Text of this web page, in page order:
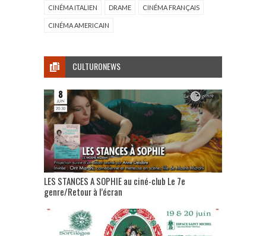
CINÉMA ITALIEN DRAME CINÉMA FRANÇAIS
CINÉMA AMERICAIN
CULTURONEWS
LES STANCES A SOPHIE au ciné-club Le 7e
genre/Retour à l’écran